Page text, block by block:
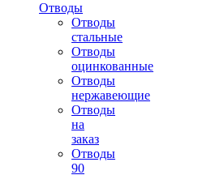
Отводы
Отводы
стальные
Отводы
оцинкованные
Отводы
нержавеющие
Отводы
на
заказ
Отводы
90